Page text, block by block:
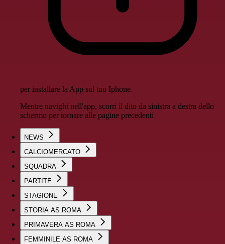
per installare la App sul tuo Iphone.
Mentre navighi nell'app, scorri il dito da sinistra a destra dello
schermo per tornare alle pagine precedenti
NEWS
CALCIOMERCATO
SQUADRA
PARTITE
STAGIONE
STORIA AS ROMA
PRIMAVERA AS ROMA
FEMMINILE AS ROMA